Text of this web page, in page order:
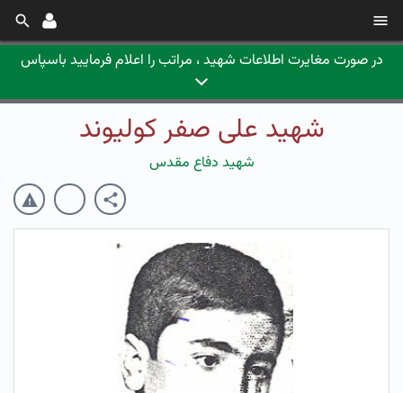
در صورت مغایرت اطلاعات شهید ، مراتب را اعلام فرمایید باسپاس
شهید علی صفر کولیوند
شهید دفاع مقدس